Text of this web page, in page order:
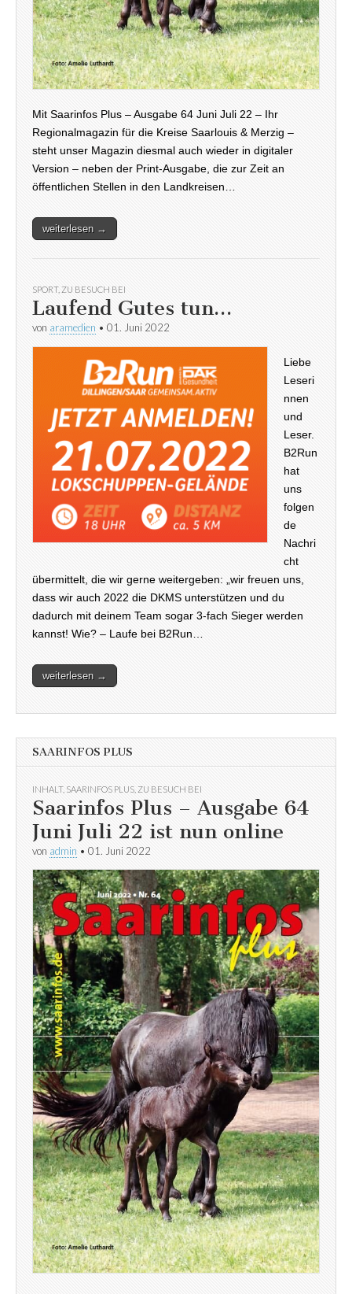
Mit Saarinfos Plus – Ausgabe 64 Juni Juli 22 – Ihr
Regionalmagazin für die Kreise Saarlouis & Merzig –
steht unser Magazin diesmal auch wieder in digitaler
Version – neben der Print-Ausgabe, die zur Zeit an
öffentlichen Stellen in den Landkreisen…
weiterlesen →
SPORT, ZU BESUCH BEI
Laufend Gutes tun…
von aramedien • 01. Juni 2022
Liebe
Leseri
nnen
und
Leser.
B2Run
hat
uns
folgen
de
Nachri
cht
übermittelt, die wir gerne weitergeben: „wir freuen uns,
dass wir auch 2022 die DKMS unterstützen und du
dadurch mit deinem Team sogar 3-fach Sieger werden
kannst! Wie? – Laufe bei B2Run…
weiterlesen →
SAARINFOS PLUS
INHALT, SAARINFOS PLUS ZU BESUCH BEI
Saarinfos Plus – Ausgabe 64
Juni Juli 22 ist nun online
von admin • 01. Juni 2022